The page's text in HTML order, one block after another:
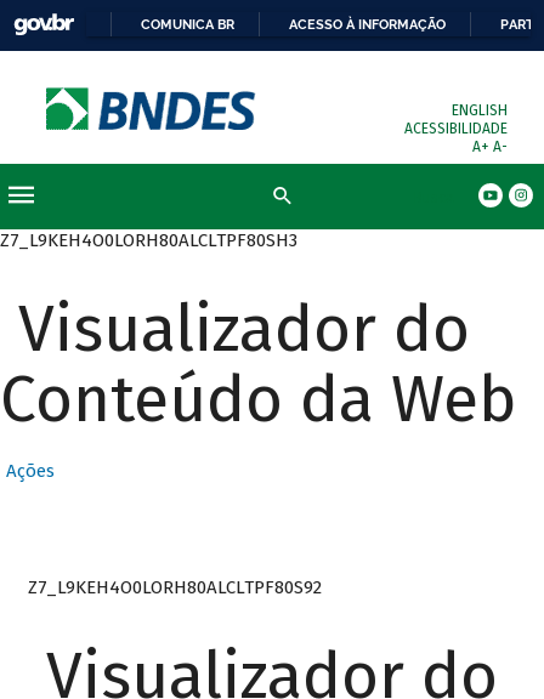
COMUNICA BR ACESSO À INFORMAÇÃO
ENGLISH
ACESSIBILIDADE
A+ A-
Z7_L9KEH4O0LORH80ALCLTPF80SH3
Visualizador do
Conteúdo da Web
Ações
Z7_L9KEH4O0LORH80ALCLTPF80S92
Visualizador do